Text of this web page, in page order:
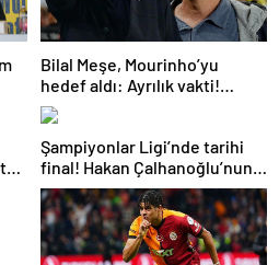
Bilal Meşe, Mourinho’yu
hedef aldı: Ayrılık vakti!
Fenerbahçe’ye teknik
direktör önerisi
Şampiyonlar Ligi’nde tarihi
final! Hakan Çalhanoğlu’nun
takımı Inter’in rakibi belli oldu